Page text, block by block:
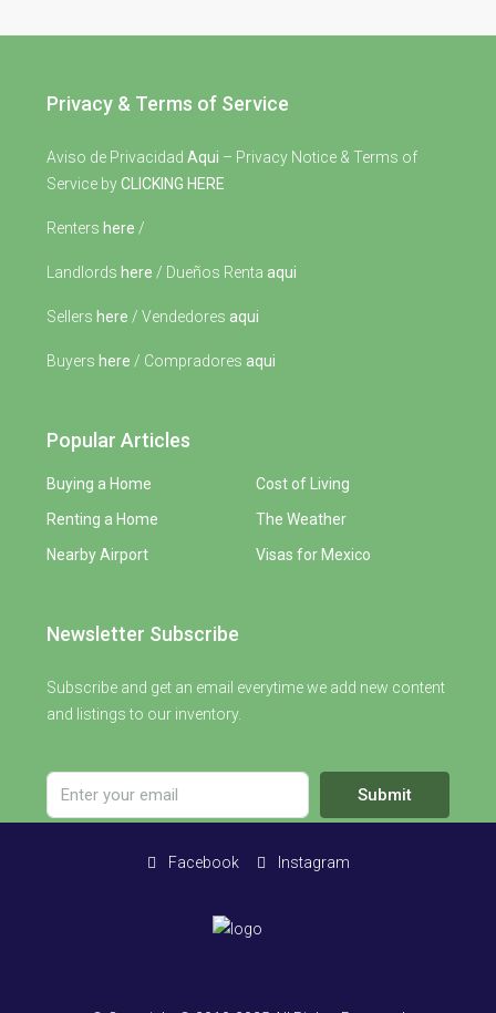
Privacy & Terms of Service
Aviso de Privacidad Aqui – Privacy Notice & Terms of
Service byCLICKING HERE
Renters here /
Landlords here / Dueños Renta aqui
Sellers here / Vendedores aqui
Buyers here / Compradores aqui
Popular Articles
Buying a Home
Renting a Home
Nearby Airport
Cost of Living
The Weather
Visas for Mexico
Newsletter Subscribe
Subscribe and get an email everytime we add new content
and listings to our inventory.
Submit
Facebook Instagram